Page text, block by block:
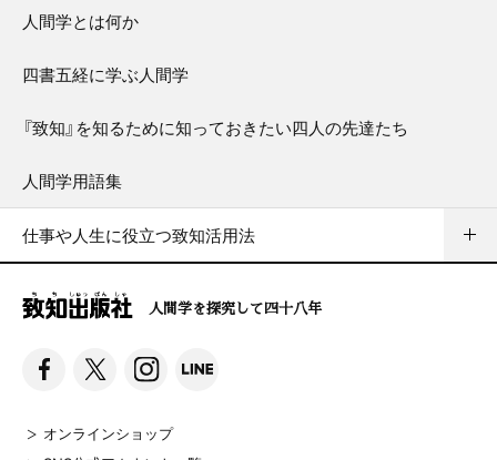
人間学とは何か
四書五経に学ぶ人間学
『致知』を知るために知っておきたい四人の先達たち
人間学用語集
仕事や人生に役立つ致知活用法
人間学を探究して四十八年
オンラインショップ